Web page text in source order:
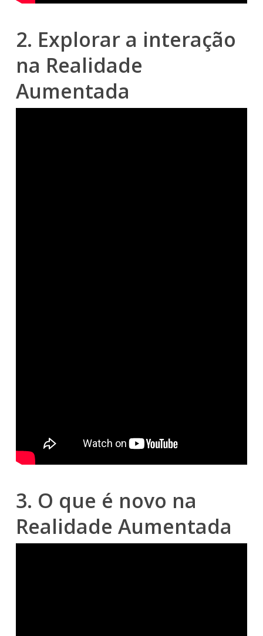
2. Explorar a interação
na Realidade
Aumentada
3. O que é novo na
Realidade Aumentada